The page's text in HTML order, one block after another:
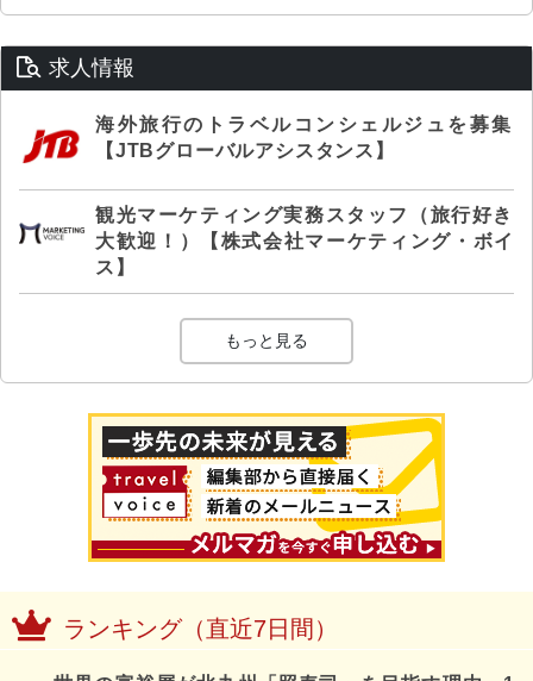
求人情報
海外旅行のトラベルコンシェルジュを募集
【JTBグローバルアシスタンス】
観光マーケティング実務スタッフ（旅行好き
大歓迎！）【株式会社マーケティング・ボイ
ス】
もっと見る
ランキング（直近7日間）